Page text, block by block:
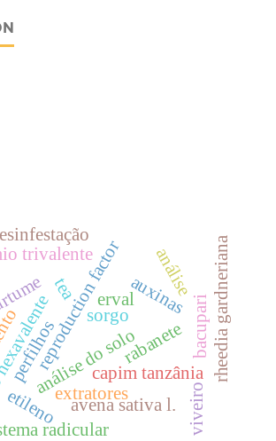
reproduction factor
análise do solo
perfilhos capim tanzânia
trivalente
rabanete
sorgo
extratores
avena sativa l.
rheedia gardneriana
bacupari
viveiro
erval
etileno
radicular
auxinas
tea análise